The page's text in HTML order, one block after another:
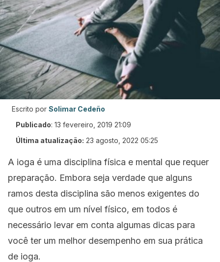
Escrito por Solimar Cedeño
Publicado: 13 fevereiro, 2019 21:09
Última atualização: 23 agosto, 2022 05:25
A ioga é uma disciplina física e mental que requer
preparação. Embora seja verdade que alguns
ramos desta disciplina são menos exigentes do
que outros em um nível físico, em todos é
necessário levar em conta algumas dicas para
você ter um melhor desempenho em sua prática
de ioga.